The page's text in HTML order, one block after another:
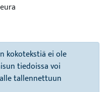
kokotekstiä ei ole
tiedoissa voi
tallennettuun